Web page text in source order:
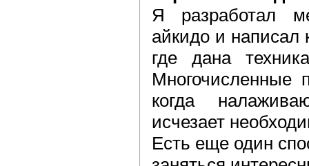
Я разработал
айкидо и написал
где дана
Многочисленные
когда
исчезает
Есть еще один